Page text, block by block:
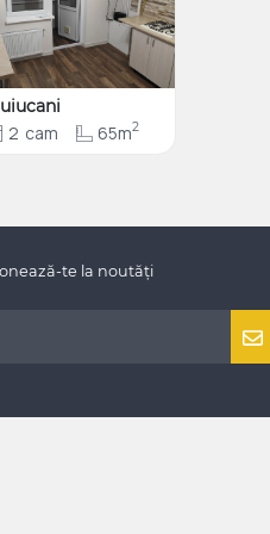
2 cam 65m2
te la noutăți